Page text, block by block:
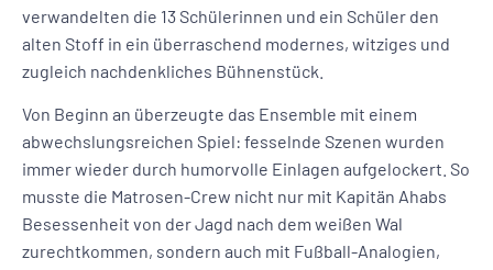
verwandelten die 13 Schülerinnen und ein Schüler den
alten Stoff in ein überraschend modernes, witziges und
zugleich nachdenkliches Bühnenstück.
Von Beginn an überzeugte das Ensemble mit einem
abwechslungsreichen Spiel: fesselnde Szenen wurden
immer wieder durch humorvolle Einlagen aufgelockert. So
musste die Matrosen-Crew nicht nur mit Kapitän Ahabs
Besessenheit von der Jagd nach dem weißen Wal
zurechtkommen, sondern auch mit Fußball-Analogien,